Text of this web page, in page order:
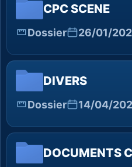
CPC SCENE
Dossier 26/01/
DIVERS
Dossier 14/04/
DOCUMENTS